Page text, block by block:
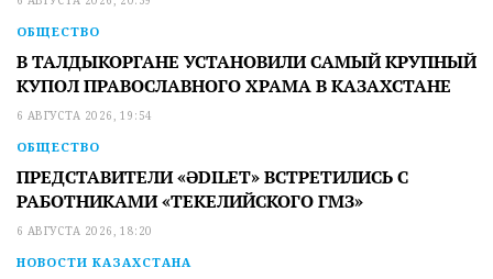
ОБЩЕСТВО
В ТАЛДЫКОРГАНЕ УСТАНОВИЛИ САМЫЙ КРУПНЫЙ
КУПОЛ ПРАВОСЛАВНОГО ХРАМА В КАЗАХСТАНЕ
6 АВГУСТА 2026, 19:54
ОБЩЕСТВО
ПРЕДСТАВИТЕЛИ «ӘDILET» ВСТРЕТИЛИСЬ С
РАБОТНИКАМИ «ТЕКЕЛИЙСКОГО ГМЗ»
6 АВГУСТА 2026, 18:20
НОВОСТИ КАЗАХСТАНА